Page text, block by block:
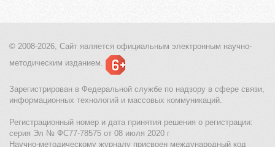
© 2008-2026, Сайт является официальным электронным научно-
методическим изданием.
Зарегистрирован в Федеральной службе по надзору в сфере связи,
информационных технологий и массовых коммуникаций.
Регистрационный номер и дата принятия решения о регистрации:
серия Эл № ФС77-78575 от 08 июля 2020 г
Научно-методическому журналу присвоен международный код